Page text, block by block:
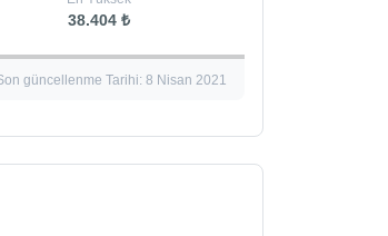
38.404 ₺
güncellenme Tarihi: 8 Nisan 2021